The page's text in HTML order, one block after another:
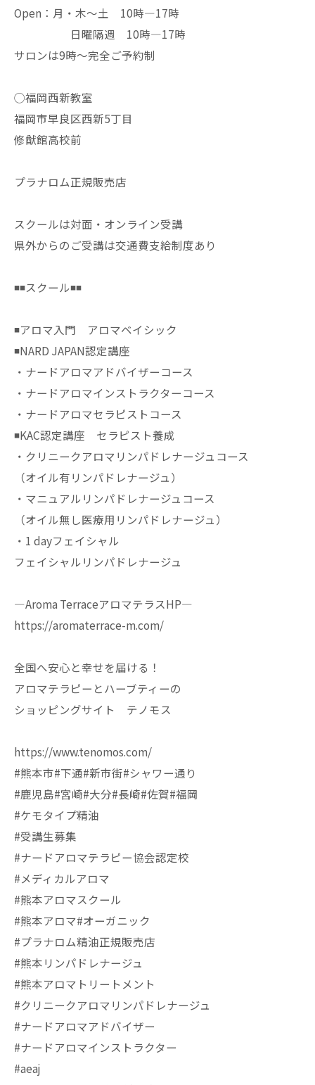
Open：月・木〜土 10時—17時
日曜隔週 10時—17時
サロンは9時〜完全ご予約制
◯福岡西新教室
福岡市早良区西新5丁目
修猷館高校前
プラナロム正規販売店
スクールは対面・オンライン受講
県外からのご受講は交通費支給制度あり
◾️◾️スクール◾️◾️
◾️アロマ入門 アロマベイシック
◾️NARD JAPAN認定講座
・ナードアロマアドバイザーコース
・ナードアロマインストラクターコース
・ナードアロマセラピストコース
◾️KAC認定講座 セラピスト養成
・クリニークアロマリンパドレナージュコース
（オイル有リンパドレナージュ）
・マニュアルリンパドレナージュコース
（オイル無し医療用リンパドレナージュ）
・1 dayフェイシャル
フェイシャルリンパドレナージュ
—Aroma TerraceアロマテラスHP—
https://aromaterrace-m.com/
全国へ安心と幸せを届ける！
アロマテラピーとハーブティーの
ショッピングサイト テノモス
https://www.tenomos.com/
#熊本市#下通#新市街#シャワー通り
#鹿児島#宮崎#大分#長崎#佐賀#福岡
#ケモタイプ精油
#受講生募集
#ナードアロマテラピー協会認定校
#メディカルアロマ
#熊本アロマスクール
#熊本アロマ#オーガニック
#プラナロム精油正規販売店
#熊本リンパドレナージュ
#熊本アロマトリートメント
#クリニークアロマリンパドレナージュ
#ナードアロマアドバイザー
#ナードアロマインストラクター
#aeaj